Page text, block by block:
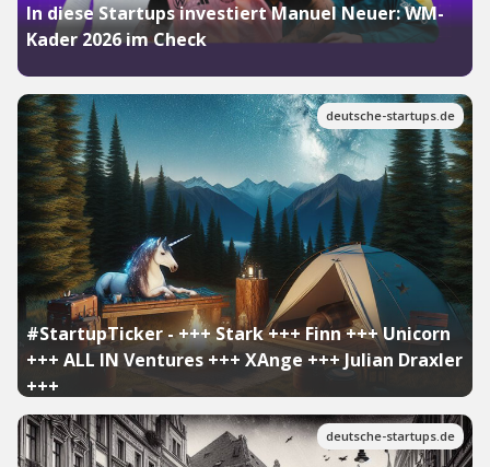
In diese Startups investiert Manuel Neuer: WM-
Kader 2026 im Check
deutsche-startups.de
#StartupTicker - +++ Stark +++ Finn +++ Unicorn
+++ ALL IN Ventures +++ XAnge +++ Julian Draxler
+++
deutsche-startups.de